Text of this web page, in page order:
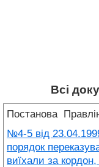
Всі
Постанова
№4-5 від
порядок
виїхали за